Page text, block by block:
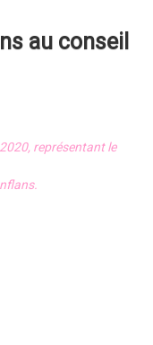
au conseil
représentant le